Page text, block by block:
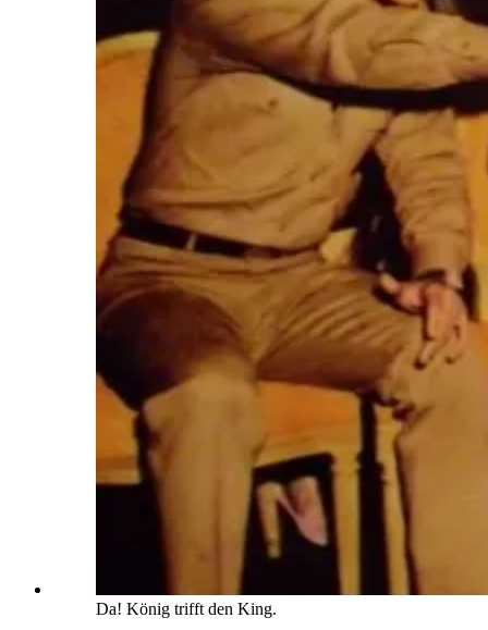
Da! König trifft den King.